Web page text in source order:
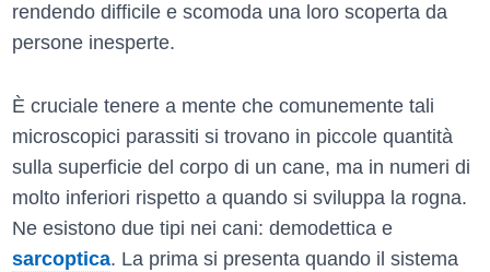
rendendo difficile e scomoda una loro scoperta da
persone inesperte.
È cruciale tenere a mente che comunemente tali
microscopici parassiti si trovano in piccole quantità
sulla superficie del corpo di un cane, ma in numeri di
molto inferiori rispetto a quando si sviluppa la rogna.
Ne esistono due tipi nei cani: demodettica e
sarcoptica. La prima si presenta quando il sistema